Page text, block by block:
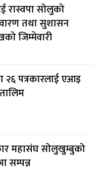
रास्वपा सोलुको
तथा सुशासन
जिम्मेवारी
पत्रकारलाई एआइ
महासंघ सोलुखुम्बुको
सम्पन्न